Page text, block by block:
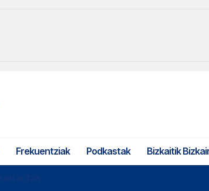
Frekuentziak Podkastak Bizkaitik